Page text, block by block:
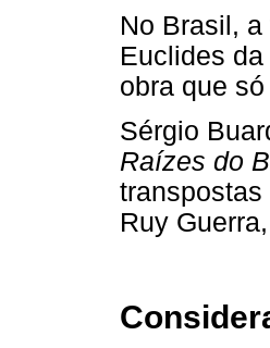
No Brasil,
Euclides
obra que
Sérgio
Raízes do
transpostas
Ruy